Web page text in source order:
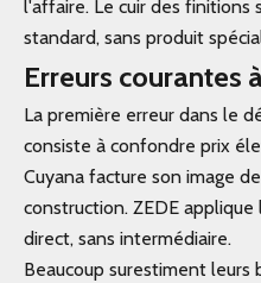
l'affaire. Le cuir des finitions
standard, sans produit
Erreurs courantes
La première erreur dans le
consiste à confondre prix
Cuyana facture son image
construction. ZEDE
direct, sans intermédiaire.
Beaucoup surestiment leurs